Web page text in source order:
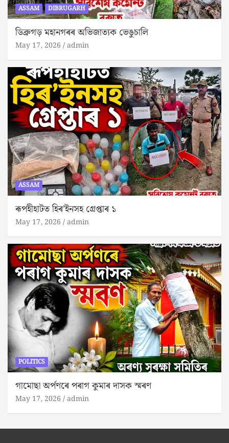
ASSAM DIBRUGARH
ডিব্ৰুগড় মহানগৰৰ অভিজাত্যক ভেঙুচালি
May 17, 2026 admin
ASSAM
ৰূপহীহাটত হিৰ’ইনসহ গ্ৰেপ্তাৰ ১
May 17, 2026 admin
POLITICS
গামোছা অৰ্পণৰে পৰাগ কুমাৰ দাসক স্মৰণ
May 17, 2026 admin